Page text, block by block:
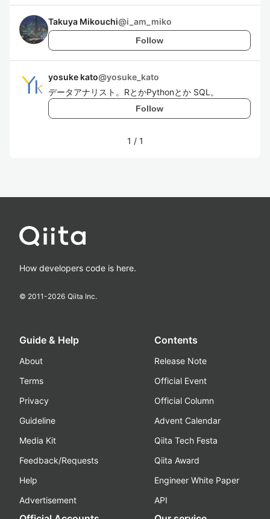
Takuya Mikouchi@i_am_miko
Follow
yosuke kato@yosuke_kato
データアナリスト。RとかPythonとか SQL。
Follow
1 / 1
How developers code is here.
© 2011-2026 Qiita Inc.
Guide & Help
About
Terms
Privacy
Guideline
Media Kit
Feedback/Requests
Help
Advertisement
Contents
Release Note
Official Event
Official Column
Advent Calendar
Qiita Tech Festa
Qiita Award
Engineer White Paper
API